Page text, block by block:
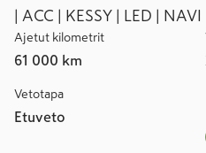
| ACC | KESSY | LED |
Ajetut kilometrit
61 000 km
Vetotapa
Etuveto